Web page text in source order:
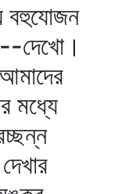
বহুযোজন
দেখো।
মধ্যে